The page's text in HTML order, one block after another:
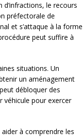
le recours
préfectorale de
et s’attaque à la forme
peut suffire à
situations. Un
un aménagement
débloquer des
pour exercer
à comprendre les